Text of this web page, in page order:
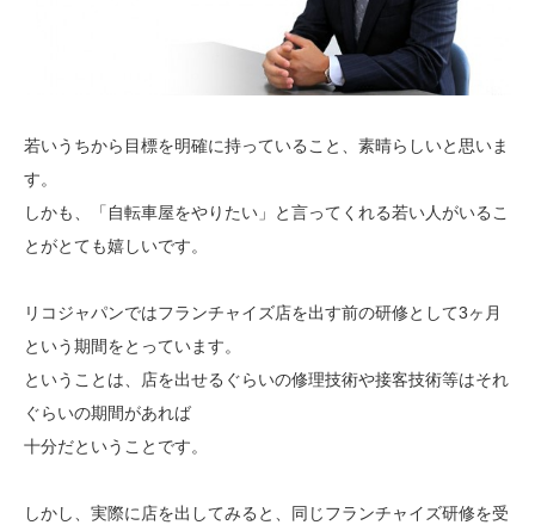
若いうちから目標を明確に持っていること、素晴らしいと思いま
す。
しかも、「自転車屋をやりたい」と言ってくれる若い人がいるこ
とがとても嬉しいです。
リコジャパンではフランチャイズ店を出す前の研修として3ヶ月
という期間をとっています。
ということは、店を出せるぐらいの修理技術や接客技術等はそれ
ぐらいの期間があれば
十分だということです。
しかし、実際に店を出してみると、同じフランチャイズ研修を受